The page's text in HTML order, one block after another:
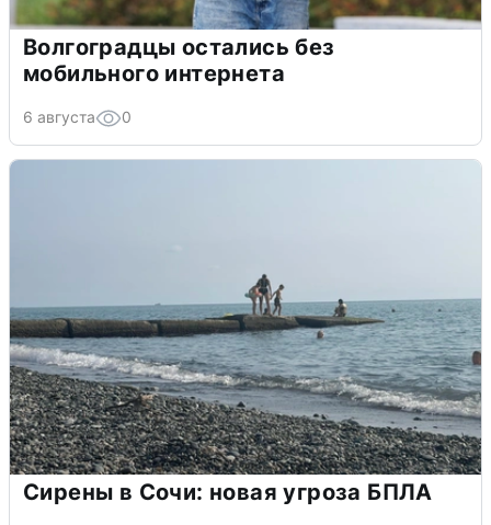
Волгоградцы остались без
мобильного интернета
6 августа 0
Сирены в Сочи: новая угроза БПЛА